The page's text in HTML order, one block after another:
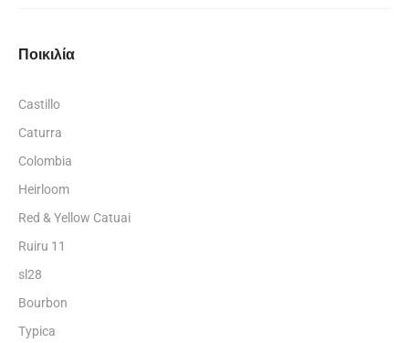
Ποικιλία
Castillo
Caturra
Colombia
Heirloom
Red & Yellow Catuai
Ruiru 11
sl28
Bourbon
Typica